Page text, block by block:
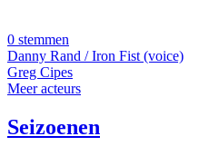
0 stemmen
Danny Rand / Iron Fist (voice)
Greg Cipes
Meer acteurs
Seizoenen